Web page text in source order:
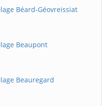
Béard-Géovreissiat
Beaupont
Beauregard